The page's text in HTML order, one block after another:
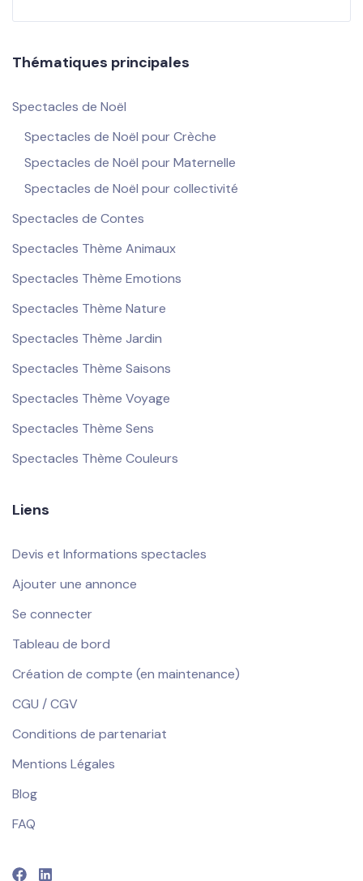
Thématiques principales
Spectacles de Noël
Spectacles de Noël pour Crèche
Spectacles de Noël pour Maternelle
Spectacles de Noël pour collectivité
Spectacles de Contes
Spectacles Thème Animaux
Spectacles Thème Emotions
Spectacles Thème Nature
Spectacles Thème Jardin
Spectacles Thème Saisons
Spectacles Thème Voyage
Spectacles Thème Sens
Spectacles Thème Couleurs
Liens
Devis et Informations spectacles
Ajouter une annonce
Se connecter
Tableau de bord
Création de compte (en maintenance)
CGU / CGV
Conditions de partenariat
Mentions Légales
Blog
FAQ